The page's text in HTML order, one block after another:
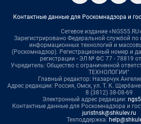
Контактные данные для Роскомнадзора и
Сетевое издание
Зарегистрировано Федеральной службой по
информационных технологий и
(Роскомнадзор). Регистрационный номер и
регистрации - ЭЛ № ФС 77 - 78819
Учредитель: Общество с ограниченной
ТЕХНОЛОГИИ"
Главный редактор: Назарчук
Адрес редакции: Россия, Омск, ул. Т. К.
8 (3812) 38-08-69
Электронный адрес редакции:
Контактные данные для Роскомнадзора и
juristnsk@shkulev.ru
Техподдержка: